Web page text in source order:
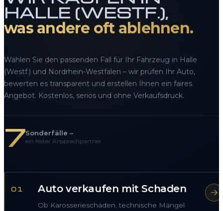
HALLE (WESTF.),
was andere oft ablehnen.
Wählen Sie den passenden Fall für Ihr Fahrzeug in Halle
(Westf.) und Nordrhein-Westfalen – wir prüfen Ihr Auto,
bewerten es transparent und erstellen Ihnen ein faires
Angebot. Kostenlos, seriös und ohne Verkaufsdruck.
7Sonderfälle –
ein fester Ansprechpartner
01 Auto verkaufen mit Schaden
Ob Karosserieschaden, technische Mängel